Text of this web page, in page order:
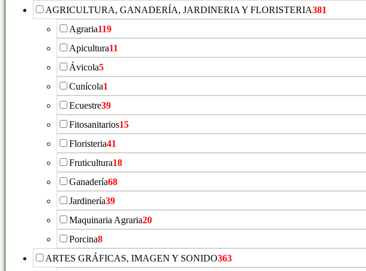
AGRICULTURA, GANADERÍA, JARDINERIA Y FLORISTERIA381
Agraria119
Apicultura11
Ávicola5
Cunícola1
Ecuestre39
Fitosanitarios15
Floristeria41
Fruticultura18
Ganadería68
Jardinería39
Maquinaria Agraria20
Porcina8
ARTES GRÁFICAS, IMAGEN Y SONIDO363